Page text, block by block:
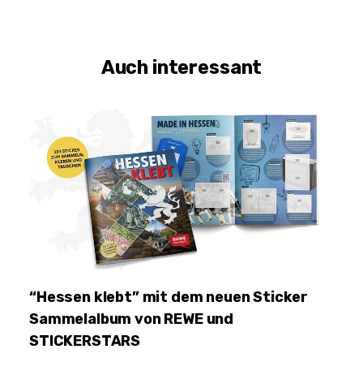
Auch interessant
“Hessen klebt” mit dem neuen Sticker
Sammelalbum von REWE und
STICKERSTARS